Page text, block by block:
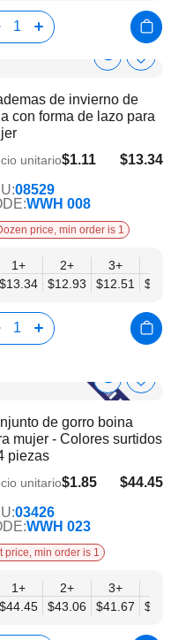
Show
Info
lista
de invierno de
con forma de lazo para
$13.34
$10.84
unitario$1.11
WWH 008
08529
price, min order is 1
1+
$13.34
2+
$12.93
3+
$12.51
Show
Info
lista
de gorro boina
mujer - Colores surtidos
piezas
$44.45
$36.11
unitario$1.85
WWH 023
03426
price, min order is 1
1+
$44.45
2+
$43.06
3+
$41.67